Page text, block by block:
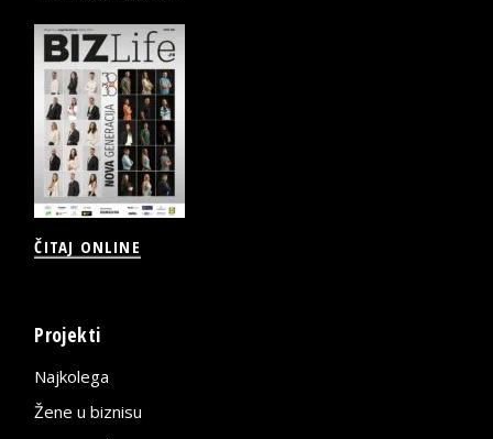
ČITAJ ONLINE
Projekti
Najkolega
Žene u biznisu